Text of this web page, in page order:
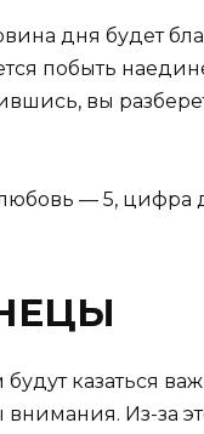
дня будет
побыть
вы
— 5, цифра
будут казаться
Из-за